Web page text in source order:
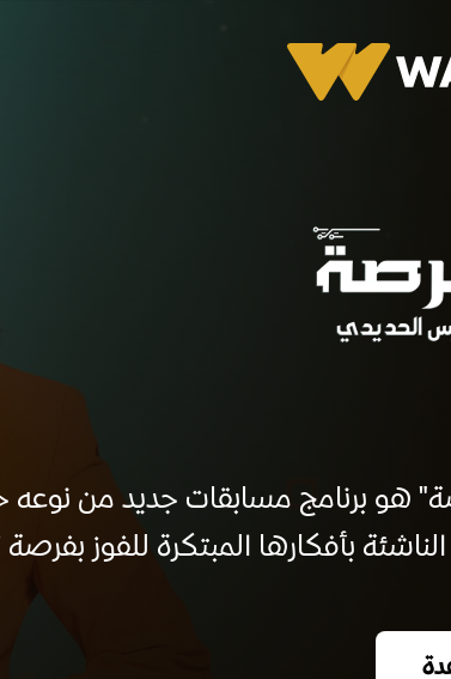
هو برنامج مسابقات جديد من
بأفكارها المبتكرة للفوز